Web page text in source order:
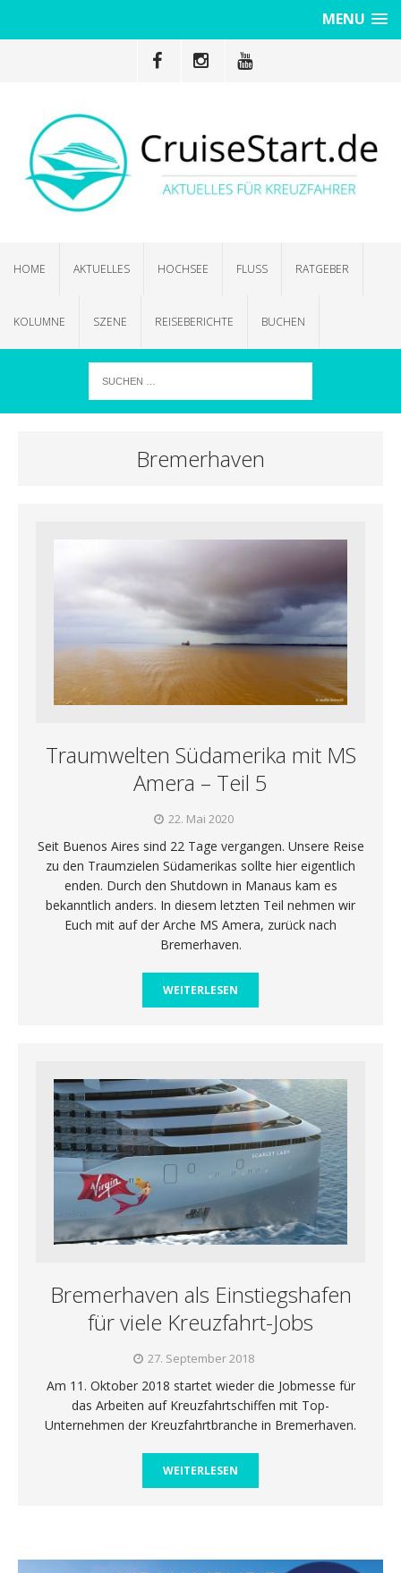
MENU
HOME AKTUELLES HOCHSEE FLUSS RATGEBER
KOLUMNE SZENE REISEBERICHTE BUCHEN
Bremerhaven
Traumwelten Südamerika mit MS
Amera – Teil 5
22. Mai 2020
Seit Buenos Aires sind 22 Tage vergangen. Unsere Reise
zu den Traumzielen Südamerikas sollte hier eigentlich
enden. Durch den Shutdown in Manaus kam es
bekanntlich anders. In diesem letzten Teil nehmen wir
Euch mit auf der Arche MS Amera, zurück nach
Bremerhaven.
WEITERLESEN
Bremerhaven als Einstiegshafen
für viele Kreuzfahrt-Jobs
27. September 2018
Am 11. Oktober 2018 startet wieder die Jobmesse für
das Arbeiten auf Kreuzfahrtschiffen mit Top-
Unternehmen der Kreuzfahrtbranche in Bremerhaven.
WEITERLESEN